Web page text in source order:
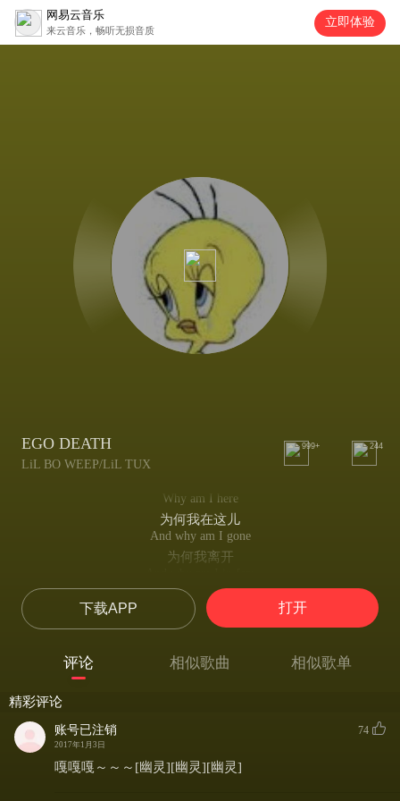
网易云音乐
来云音乐，畅听无损音质
立即体验
EGO DEATH
LiL BO WEEP/LiL TUX
999+ 244
Why am I here
为何我在这儿
And why am I gone
为何我离开
为何我深陷恐惧之中
And why am I torn...
为何我饱受折磨
因为自己因为你因为我所了解的那些
And I just want a place to stay
下载APP 打开
评论 相似歌曲 相似歌单
精彩评论
账号已注销
2017年1月3日
74
嘎嘎嘎～～～[幽灵][幽灵][幽灵]